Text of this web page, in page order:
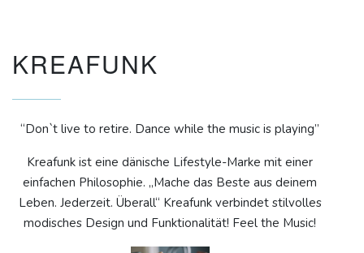
KREAFUNK
“Don`t live to retire. Dance while the music is playing”
Kreafunk ist eine dänische Lifestyle-Marke mit einer
einfachen Philosophie. „Mache das Beste aus deinem
Leben. Jederzeit. Überall“ Kreafunk verbindet stilvolles
modisches Design und Funktionalität! Feel the Music!